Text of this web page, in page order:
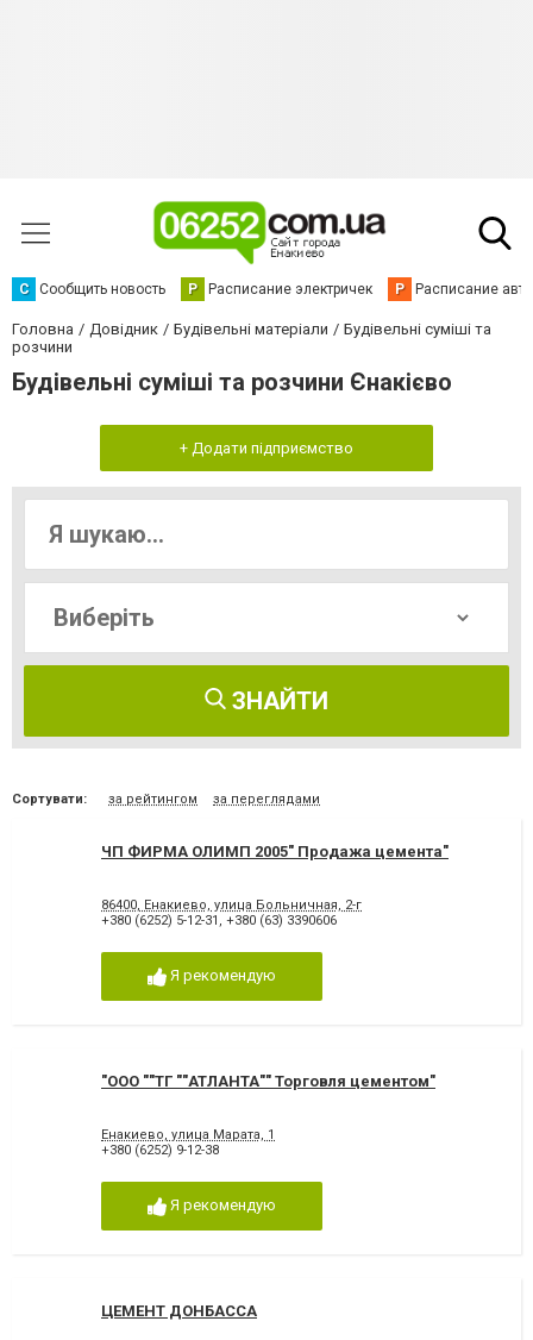
С Сообщить новость Р Расписание электричек Р Расписание
Головна Довідник Будівельні матеріали
Будівельні суміші та
розчини
Будівельні суміші та розчини Єнакієво
+ Додати підприємство
ЗНАЙТИ
Сортувати: за рейтингом за переглядами
ЧП ФИРМА ОЛИМП 2005" Продажа цемента"
86400, Енакиево, улица Больничная, 2-г
+380 (6252) 5-12-31 , +380 (63) 3390606
Я рекомендую
"ООО ""ТГ ""АТЛАНТА"" Торговля цементом"
Енакиево, улица Марата, 1
+380 (6252) 9-12-38
Я рекомендую
ЦЕМЕНТ ДОНБАССА